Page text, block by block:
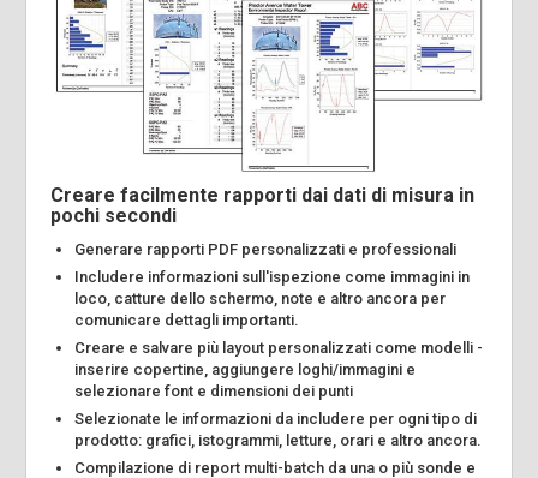
Creare facilmente rapporti dai dati di misura in
pochi secondi
Generare rapporti PDF personalizzati e professionali
Includere informazioni sull'ispezione come immagini in
loco, catture dello schermo, note e altro ancora per
comunicare dettagli importanti.
Creare e salvare più layout personalizzati come modelli -
inserire copertine, aggiungere loghi/immagini e
selezionare font e dimensioni dei punti
Selezionate le informazioni da includere per ogni tipo di
prodotto: grafici, istogrammi, letture, orari e altro ancora.
Compilazione di report multi-batch da una o più sonde e